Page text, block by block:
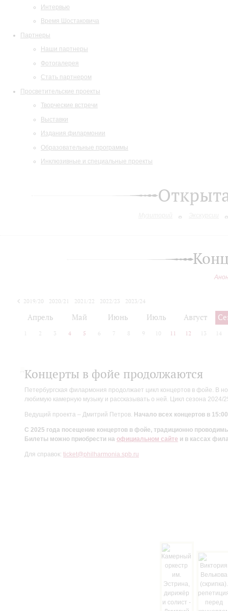
Интервью
Время Шостаковича
Партнеры
Наши партнеры
Фотогалерея
Стать партнером
Просветительские проекты
Творческие встречи
Выставки
Издания филармонии
Образовательные программы
Инклюзивные и специальные проекты
2019/20 2020/21 2021/22 2022/23
2023/24
Апрель Май Июнь Июль Август
2 3 4 5 6 7 8 9 10 11 12 13 14
Концерты в фойе продолжаются
Петербургская филармония продолжает цикл концертов в фойе. В
любимую камерную музыку и рассказывать о ней. Цикл сезона
Ведущий проекта – Дмитрий Петров. Начало всех концертов в
С 2025 года посещение концертов в фойе, традиционно
Билеты можно приобрести на официальном сайте и в кассах
Для справок: ticket@philharmonia.spb.ru